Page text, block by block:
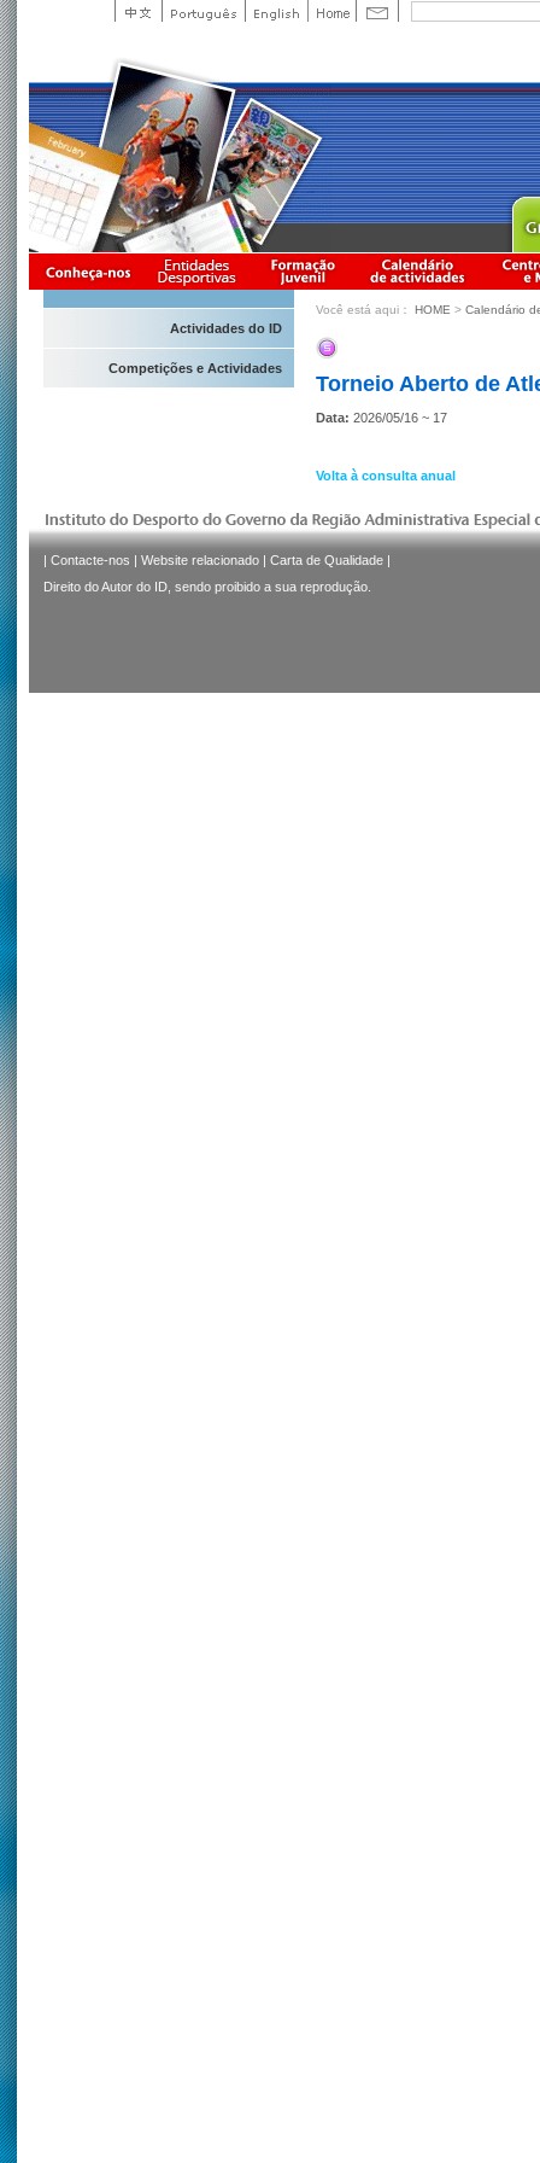
Actividades do ID
Competições e Actividades
Você está aqui： HOME > Calendário
Torneio Aberto de
Data: 2026/05/16 ~ 17
Volta à consulta anual
| Contacte-nos | Website relacionado | Carta de Qualidade |
Direito do Autor do ID, sendo proibido a sua reprodução.